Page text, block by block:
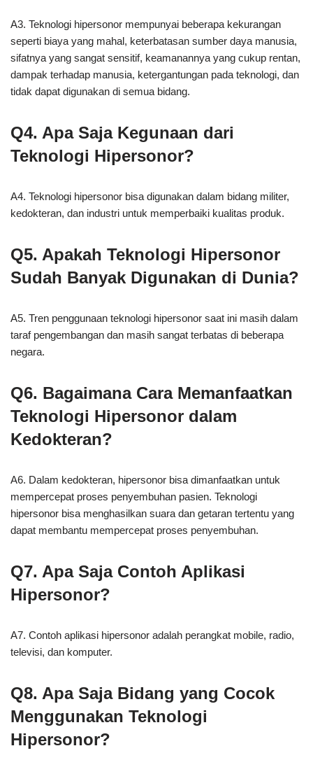
A3. Teknologi hipersonor mempunyai beberapa kekurangan
seperti biaya yang mahal, keterbatasan sumber daya manusia,
sifatnya yang sangat sensitif, keamanannya yang cukup rentan,
dampak terhadap manusia, ketergantungan pada teknologi, dan
tidak dapat digunakan di semua bidang.
Q4. Apa Saja Kegunaan dari
Teknologi Hipersonor?
A4. Teknologi hipersonor bisa digunakan dalam bidang militer,
kedokteran, dan industri untuk memperbaiki kualitas produk.
Q5. Apakah Teknologi Hipersonor
Sudah Banyak Digunakan di Dunia?
A5. Tren penggunaan teknologi hipersonor saat ini masih dalam
taraf pengembangan dan masih sangat terbatas di beberapa
negara.
Q6. Bagaimana Cara Memanfaatkan
Teknologi Hipersonor dalam
Kedokteran?
A6. Dalam kedokteran, hipersonor bisa dimanfaatkan untuk
mempercepat proses penyembuhan pasien. Teknologi
hipersonor bisa menghasilkan suara dan getaran tertentu yang
dapat membantu mempercepat proses penyembuhan.
Q7. Apa Saja Contoh Aplikasi
Hipersonor?
A7. Contoh aplikasi hipersonor adalah perangkat mobile, radio,
televisi, dan komputer.
Q8. Apa Saja Bidang yang Cocok
Menggunakan Teknologi
Hipersonor?